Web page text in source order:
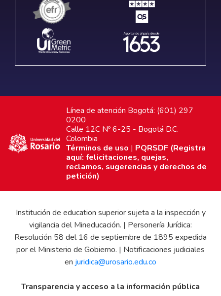
Línea de atención Bogotá: (601) 297
0200
Calle 12C Nº 6-25 - Bogotá D.C.
Colombia
Términos de uso | PQRSDF (Registra
aquí: felicitaciones, quejas,
reclamos, sugerencias y derechos de
petición)
Institución de education superior sujeta a la inspección y
vigilancia del Mineducación. | Personería Jurídica:
Resolución 58 del 16 de septiembre de 1895 expedida
por el Ministerio de Gobierno. | Notificaciones judiciales
en juridica@urosario.edu.co
Transparencia y acceso a la información pública